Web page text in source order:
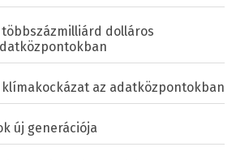
többszázmilliárd dolláros
klímakockázat az adatközpontokban
új generációja